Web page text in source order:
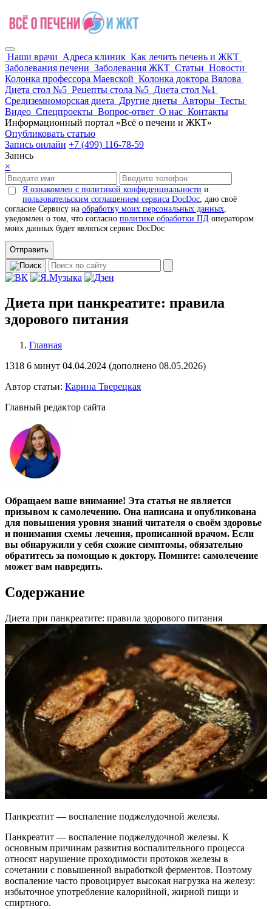
Наши врачи Адреса клиник Как лечить печень и ЖКТ
Заболевания печени Заболевания ЖКТ Статьи Новости
Колонка профессора Маевской Колонка доктора Вялова
Диета стол №5 Рецепты стола №5 Диета стол №1
Средиземноморская диета Другие диеты Авторы Тесты
Видео Спецпроекты Вопрос-ответ О нас Контакты
Информационный портал «Всё о печени и ЖКТ»
Опубликовать статью
Запись онлайн +7 (499) 116-78-59
Запись
×
Я ознакомлен с политикой конфиденциальности и
пользовательским соглашением сервиса DocDoc , даю своё
согласие Сервису на обработку моих персональных данных
уведомлен о том, что согласно политике обработки ПД оператором
моих данных будет являться сервис DocDoc
Отправить
Диета при панкреатите: правила
здорового питания
Главная
1318 6 минут 04.04.2024 (дополнено 08.05.2026)
Автор статьи: Карина Тверецкая
Главный редактор сайта
Обращаем ваше внимание! Эта статья не является
призывом к самолечению. Она написана и опубликована
для повышения уровня знаний читателя о своём здоровье
и понимания схемы лечения, прописанной врачом. Если
вы обнаружили у себя схожие симптомы, обязательно
обратитесь за помощью к доктору. Помните: самолечение
может вам навредить.
Содержание
Диета при панкреатите: правила здорового питания
Панкреатит — воспаление поджелудочной железы.
Панкреатит — воспаление поджелудочной железы. К
основным причинам развития воспалительного процесса
относят нарушение проходимости протоков железы в
сочетании с повышенной выработкой ферментов. Поэтому
воспаление часто провоцирует высокая нагрузка на железу:
избыточное употребление калорийной, жирной пищи и
спиртного.